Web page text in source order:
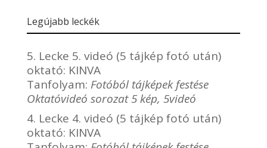
Legújabb leckék
5. Lecke 5. videó (5 tájkép fotó után)
oktató: KINVA
Tanfolyam: Fotóból tájképek festése
Oktatóvideó sorozat 5 kép, 5videó
4. Lecke 4. videó (5 tájkép fotó után)
oktató: KINVA